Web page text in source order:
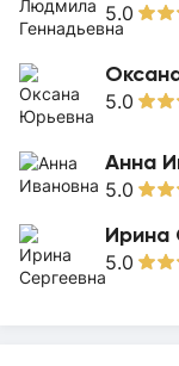
5.0
5.0
Анна
5.0
Ирина
5.0